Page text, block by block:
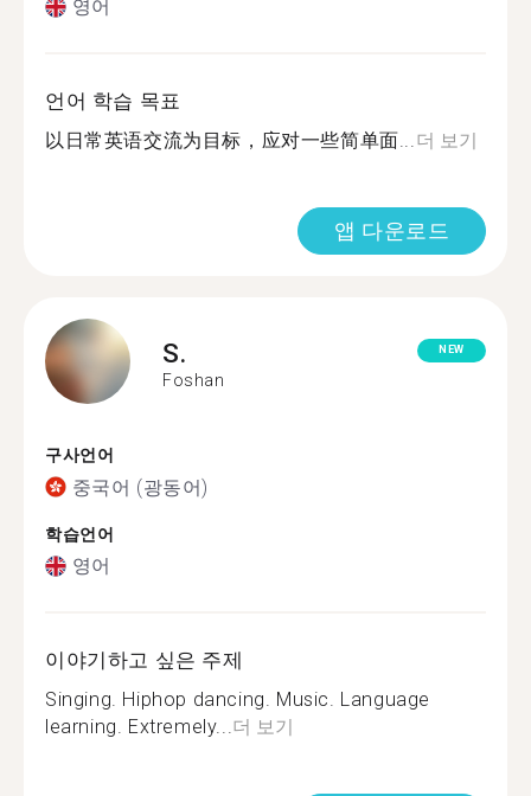
영어
언어 학습 목표
以日常英语交流为目标，应对一些简单面...더 보기
앱 다운로드
S.
Foshan
NEW
구사언어
중국어 (광동어)
학습언어
영어
이야기하고 싶은 주제
Singing. Hiphop dancing. Music. Language
learning. Extremely...더 보기